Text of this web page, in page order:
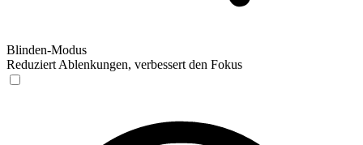
Blinden-Modus
Reduziert Ablenkungen, verbessert den Fokus